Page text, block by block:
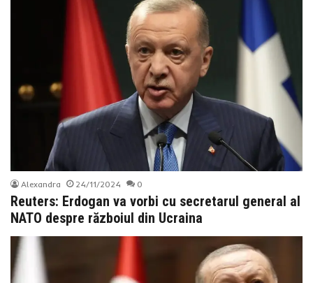
Alexandra 24/11/2024 0
Reuters: Erdogan va vorbi cu secretarul general al
NATO despre războiul din Ucraina